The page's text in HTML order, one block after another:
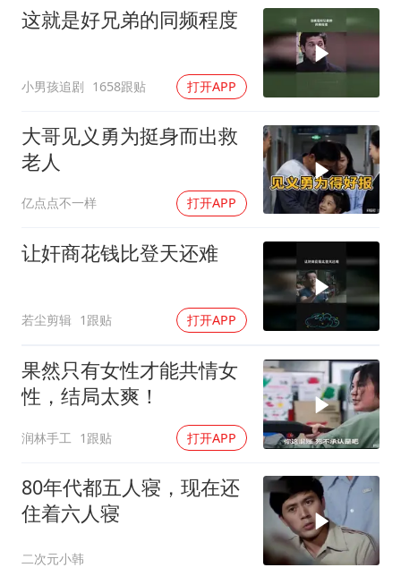
《龙餐馆》 冲奖
上海有出现龙卷潜势
奋力开创中国式现代化建设新局面
这就是好兄弟的同频程度
小男孩追剧 1658跟贴 打开APP
大哥见义勇为挺身而出救
老人
亿点点不一样 打开APP
让奸商花钱比登天还难
若尘剪辑 1跟贴 打开APP
果然只有女性才能共情女
性，结局太爽！
润林手工 1跟贴 打开APP
80年代都五人寝，现在还
住着六人寝
二次元小韩